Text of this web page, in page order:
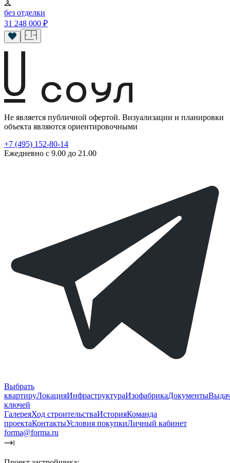
без отделки
31 248 000 ₽
Не является публичной офертой. Визуализации и планировки
объекта являются ориентировочными
+7 (495) 152-80-14
Ежедневно с 9.00 до 21.00
Выбрать
квартируЛокацияИнфраструктураИзофабрикаДокументы
ключей
ГалереяХод строительстваИсторияКоманда
проектаКонтактыУсловия покупкиЛичный кабинет
forma@forma.ru